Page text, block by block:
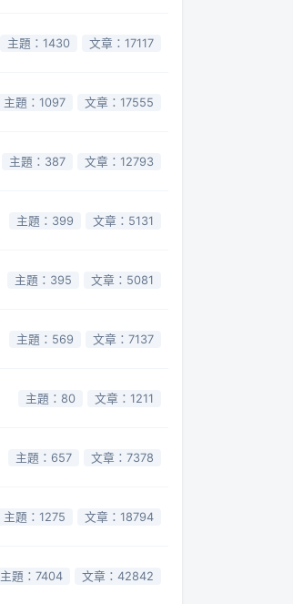
主題：1430 文章：17117
主題：1097 文章：17555
主題：387 文章：12793
主題：399 文章：5131
主題：395 文章：5081
主題：569 文章：7137
主題：80 文章：1211
主題：657 文章：7378
主題：1275 文章：18794
主題：7404 文章：42842